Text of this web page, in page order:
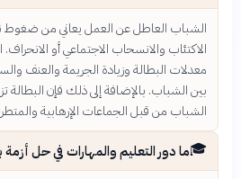
الشباب العاطل عن العمل يعاني من ضغوط
الاكتئاب والانسحاب الاجتماعي أو الانحراف.
معدلات البطالة وزيادة الجريمة والعنف
بين الشباب. بالإضافة إلى ذلك فإن البطالة
الشباب من قبل الجماعات الإرهابية
🎓ما دور التعليم والمهارات في حل